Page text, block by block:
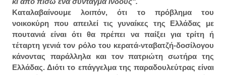
Καταλαβαίνουμε λοιπόν, ότι το πρόβλημα του
νοικοκύρη που απειλεί τις γυναίκες της Ελλάδας με
πουτανιά είναι ότι θα πρέπει να παίξει για τρίτη ή
τέταρτη γενιά τον ρόλο του κερατά-νταβατζή-δοσίλογου
κάνοντας παράλληλα και τον πατριώτη σωτήρα της
Ελλάδας. Διότι το επάγγελμα της παραδουλεύτρας είναι